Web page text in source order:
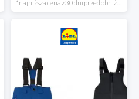
*najniższa cena z 30 dni przed obniżką